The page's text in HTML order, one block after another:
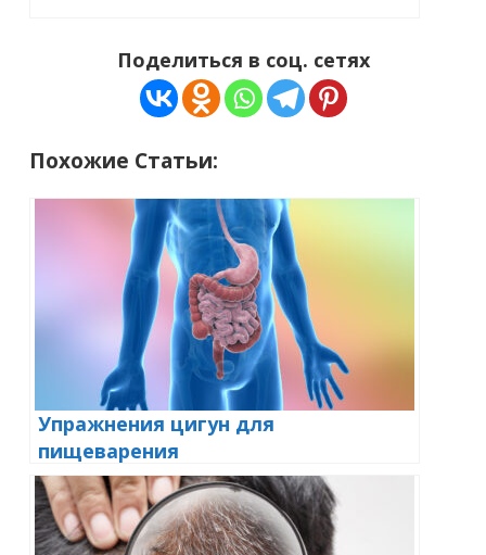
Поделиться в соц. сетях
Похожие Статьи:
Упражнения цигун для
пищеварения